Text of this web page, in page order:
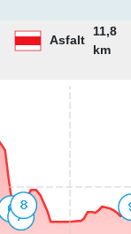
Asfalt
11,8
km